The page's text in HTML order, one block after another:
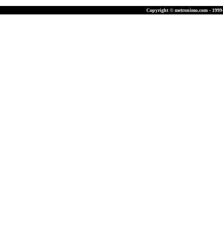
Copyright © metronimo.com -